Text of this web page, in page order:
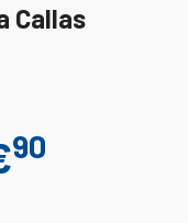
Callas
90